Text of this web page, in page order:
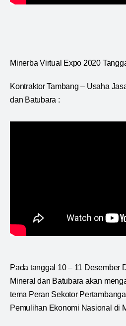
Minerba Virtual Expo 2020
Kontraktor Tambang – Usaha
dan Batubara :
Pada tanggal 10 – 11 Desember
Mineral dan Batubara akan
tema Peran Sekotor
Pemulihan Ekonomi Nasional di